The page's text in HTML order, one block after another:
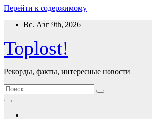
Перейти к содержимому
Вс. Авг 9th, 2026
Toplost!
Рекорды, факты, интересные новости